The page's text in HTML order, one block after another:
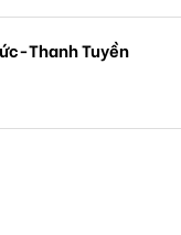
Thanh Tuyền